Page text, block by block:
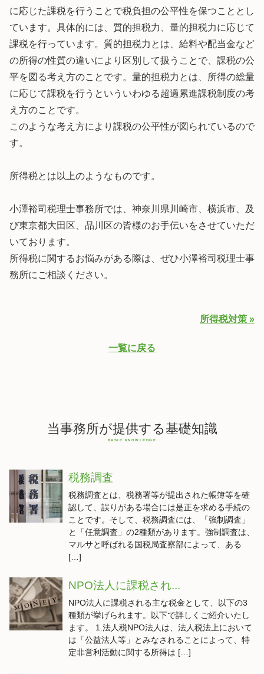
に応じた課税を行うことで税負担の公平性を保つこととし
ています。具体的には、質的担税力、量的担税力に応じて
課税を行っています。質的担税力とは、給料や配当金など
の所得の性質の違いにより区別して扱うことで、課税の公
平を図る考え方のことです。量的担税力とは、所得の総量
に応じて課税を行うといういわゆる超過累進課税制度の考
え方のことです。
このような考え方により課税の公平性が図られているので
す。
所得税とは以上のようなものです。
小澤裕司税理士事務所では、神奈川県川崎市、横浜市、及
び東京都大田区、品川区の皆様のお手伝いをさせていただ
いております。
所得税に関するお悩みがある際は、ぜひ小澤裕司税理士事
務所にご相談ください。
所得税対策 »
一覧に戻る
当事務所が提供する基礎知識
税務調査
税務調査とは、税務署等が提出された帳簿等を確
認して、誤りがある場合には是正を求める手続の
ことです。そして、税務調査には、「強制調査」
と「任意調査」の2種類があります。強制調査は、
マルサと呼ばれる国税局査察部によって、ある
[…]
NPO法人に課税され...
NPO法人に課税される主な税金として、以下の3
種類が挙げられます。以下で詳しくご紹介いたし
ます。 1.法人税NPO法人は、法人税法上において
は「公益法人等」とみなされることによって、特
定非営利活動に関する所得は […]